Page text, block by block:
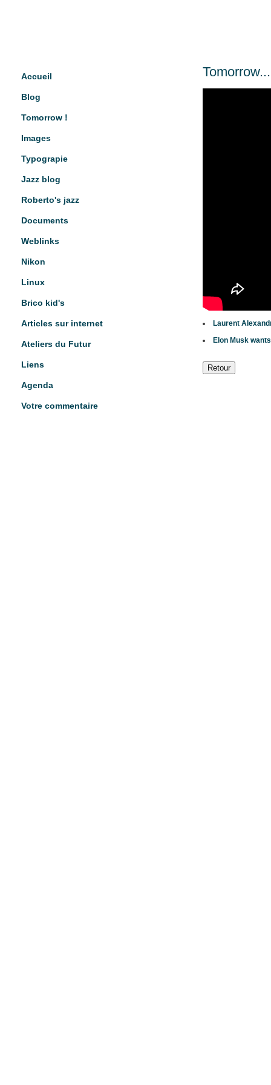
Accueil
Blog
Tomorrow !
Images
Typograpie
Jazz blog
Roberto's jazz
Documents
Weblinks
Nikon
Linux
Brico kid's
Articles sur internet
Ateliers du Futur
Liens
Agenda
Votre commentaire
Laurent
Elon Musk